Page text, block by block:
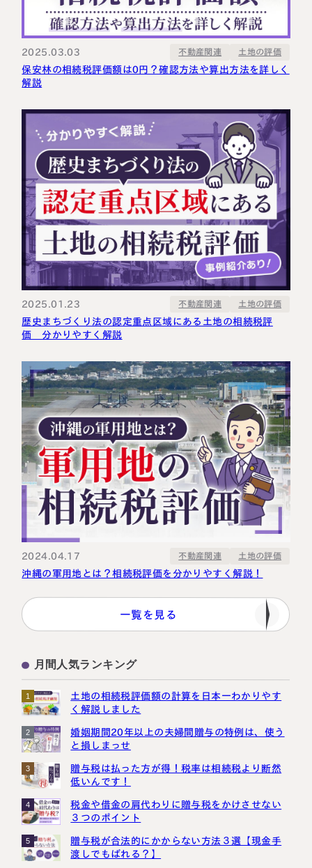
2025.03.03 不動産関連 土地の評価
保安林の相続税評価額は0円？確認方法や算出方法を詳しく
解説
2025.01.23 不動産関連 土地の評価
歴史まちづくり法の認定重点区域にある土地の相続税評
価 分かりやすく解説
2024.04.17 不動産関連 土地の評価
沖縄の軍用地とは？相続税評価を分かりやすく解説！
一覧を見る
月間人気ランキング
1
土地の相続税評価額の計算を日本一わかりやす
く解説しました
2
婚姻期間20年以上の夫婦間贈与の特例は、使う
と損しまっせ
3
贈与税は払った方が得！税率は相続税より断然
低いんです！
4
税金や借金の肩代わりに贈与税をかけさせない
３つのポイント
5
贈与税が合法的にかからない方法３選【現金手
渡しでもばれる？】